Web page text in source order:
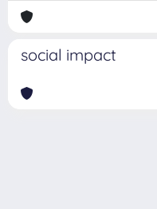
social impact